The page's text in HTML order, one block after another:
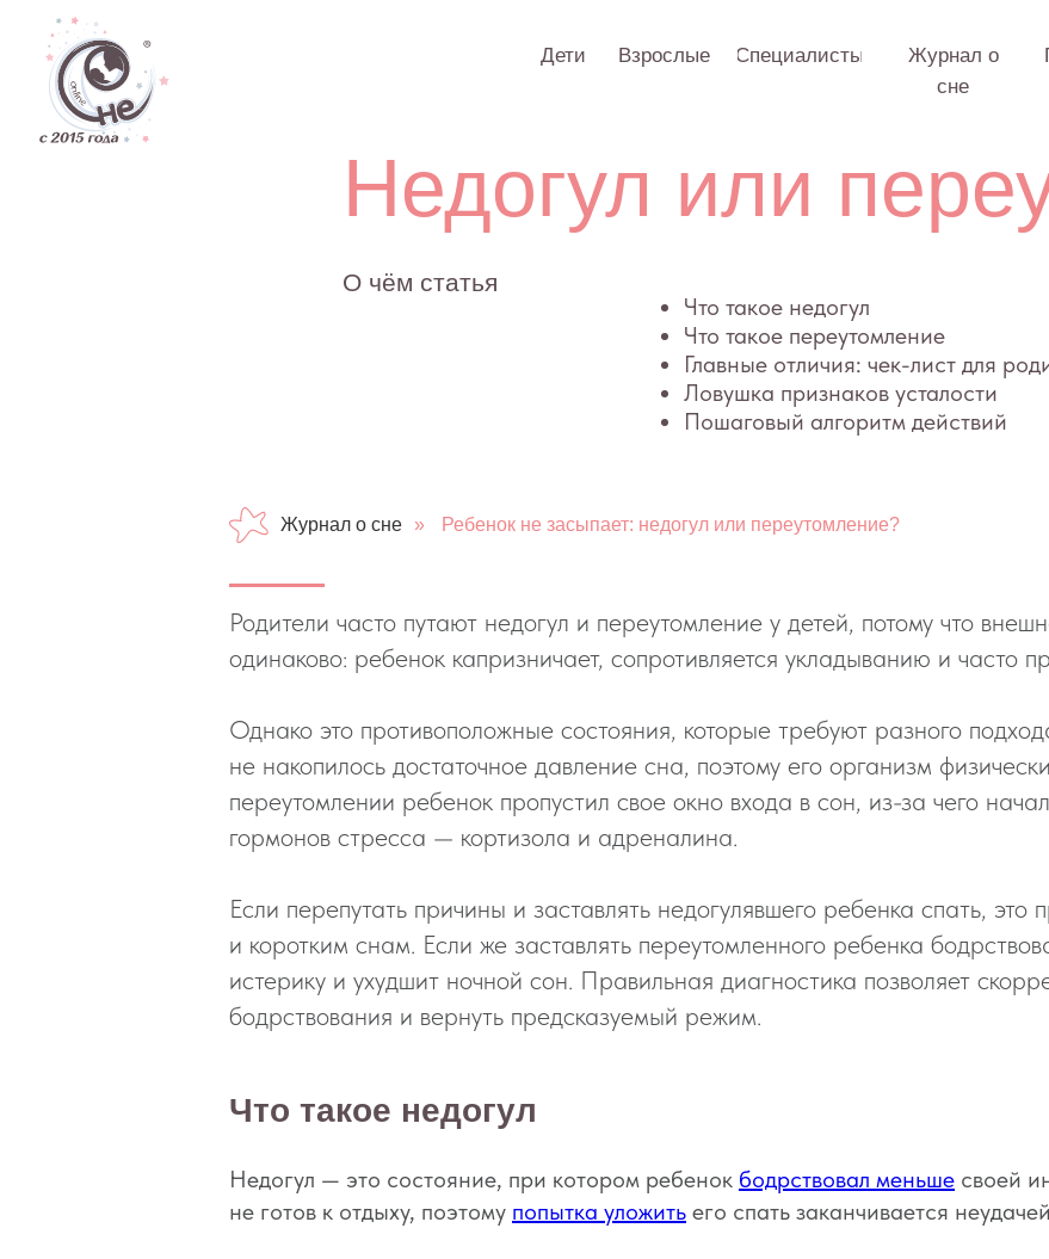
Взрослые Специалисты
Журнал о
Практикум
Что такое переутомление
Главные отличия: чек-лист для родителя
Ловушка признаков усталости
Пошаговый алгоритм действий
Недогул или
Журнал о сне » Ребенок не засыпает: недогул или переутомление?
Родители часто путают недогул и переутомление у детей, потому что
одинаково: ребенок капризничает, сопротивляется укладыванию и часто
Однако это противоположные состояния, которые требуют разного
не накопилось достаточное давление сна, поэтому его организм
переутомлении ребенок пропустил свое окно входа в сон, из-за чего
гормонов стресса — кортизола и адреналина.
Если перепутать причины и заставлять недогулявшего ребенка спать, это
и коротким снам. Если же заставлять переутомленного ребенка
истерику и ухудшит ночной сон. Правильная диагностика позволяет
бодрствования и вернуть предсказуемый режим.
Что такое недогул
Недогул — это состояние, при котором ребенок бодрствовал меньше своей
не готов к отдыху, поэтому попытка уложить его спать заканчивается